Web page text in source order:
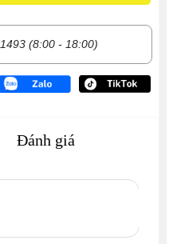
(8:00 - 18:00)
Đánh giá